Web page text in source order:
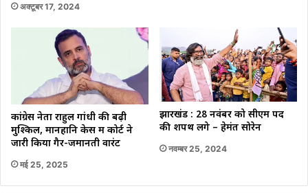
अक्टूबर 17, 2024
कांग्रेस नेता राहुल गांधी की बढ़ी
मुश्किलें, मानहानि केस में कोर्ट ने
जारी किया गैर-जमानती वारंट
मई 25, 2025
झारखंड : 28 नवंबर को सीएम पद
की शपथ लेंगे – हेमंत सोरेन
नवम्बर 25, 2024